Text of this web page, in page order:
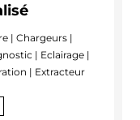
| Chargeurs |
| Eclairage |
| Extracteur